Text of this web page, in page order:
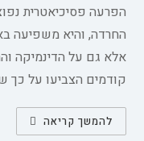
הפרעה פסיכיאטרית
החרדה, והיא משפיעה
אלא גם על הדינמיקה
קודמים הצביעו על
להמשך קריאהתפקוד
משפחתי